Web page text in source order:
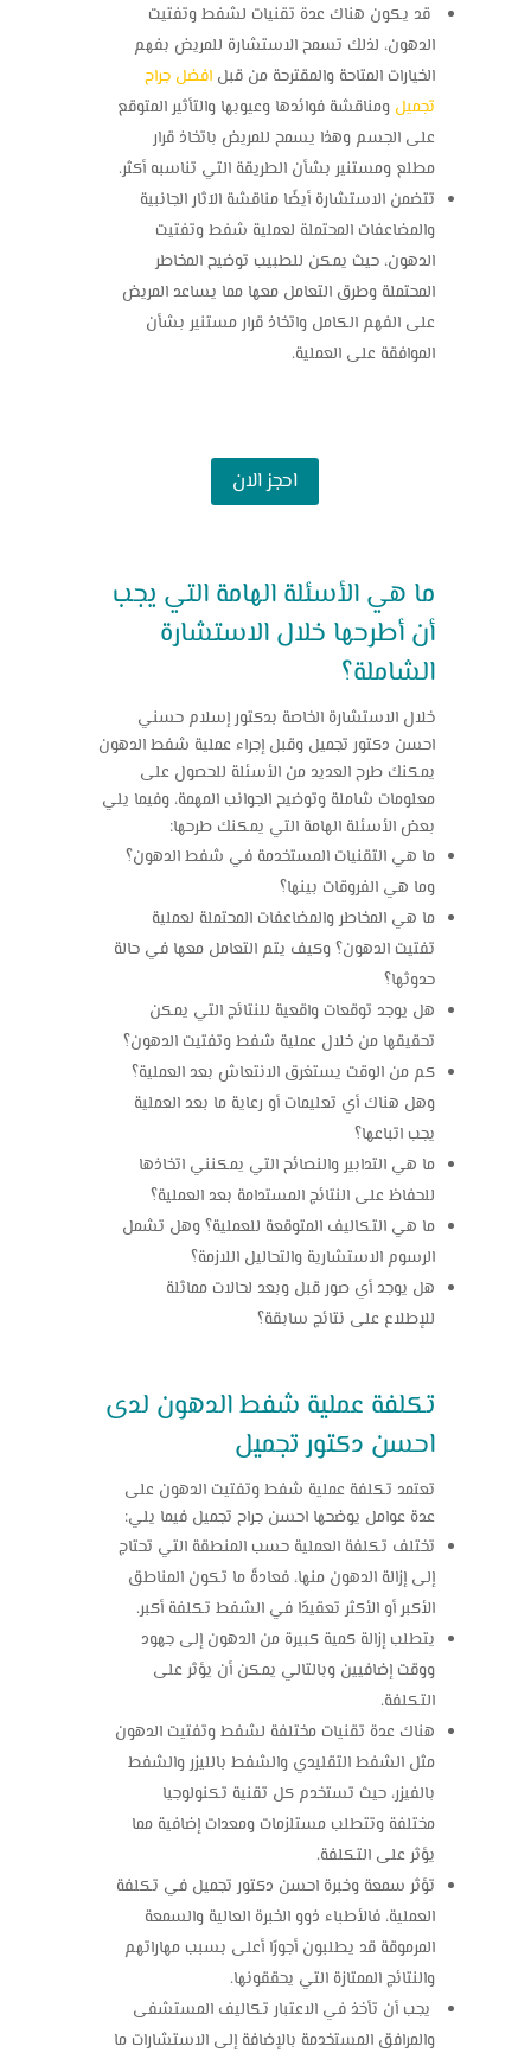
قد يكون هناك عدة تقنيات لشفط وتفتيت
الدهون، لذلك تسمح الاستشارة للمريض بفهم
الخيارات المتاحة والمقترحة من قبل افضل جراح
تجميل ومناقشة فوائدها وعيوبها والتأثير المتوقع
على الجسم وهذا يسمح للمريض باتخاذ قرار
مطلع ومستنير بشأن الطريقة التي تناسبه أكثر.
تتضمن الاستشارة أيضًا مناقشة الآثار الجانبية
والمضاعفات المحتملة لعملية شفط وتفتيت
الدهون، حيث يمكن للطبيب توضيح المخاطر
المحتملة وطرق التعامل معها مما يساعد المريض
على الفهم الكامل واتخاذ قرار مستنير بشأن
الموافقة على العملية.
احجز الان
ما هي الأسئلة الهامة التي يجب
أن أطرحها خلال الاستشارة
الشاملة؟
خلال الاستشارة الخاصة بدكتور إسلام حسني
احسن دكتور تجميل وقبل إجراء عملية شفط الدهون
يمكنك طرح العديد من الأسئلة للحصول على
معلومات شاملة وتوضيح الجوانب المهمة، وفيما يلي
بعض الأسئلة الهامة التي يمكنك طرحها:
ما هي التقنيات المستخدمة في شفط الدهون؟
وما هي الفروقات بينها؟
ما هي المخاطر والمضاعفات المحتملة لعملية
تفتيت الدهون؟ وكيف يتم التعامل معها في حالة
حدوثها؟
هل يوجد توقعات واقعية للنتائج التي يمكن
تحقيقها من خلال عملية شفط وتفتيت الدهون؟
كم من الوقت يستغرق الانتعاش بعد العملية؟
وهل هناك أي تعليمات أو رعاية ما بعد العملية
يجب اتباعها؟
ما هي التدابير والنصائح التي يمكنني اتخاذها
للحفاظ على النتائج المستدامة بعد العملية؟
ما هي التكاليف المتوقعة للعملية؟ وهل تشمل
الرسوم الاستشارية والتحاليل اللازمة؟
هل يوجد أي صور قبل وبعد لحالات مماثلة
للإطلاع على نتائج سابقة؟
تكلفة عملية شفط الدهون لدى
احسن دكتور تجميل
تعتمد تكلفة عملية شفط وتفتيت الدهون على
عدة عوامل يوضحها احسن جراح تجميل فيما يلي:
تختلف تكلفة العملية حسب المنطقة التي تحتاج
إلى إزالة الدهون منها، فعادةً ما تكون المناطق
الأكبر أو الأكثر تعقيدًا في الشفط تكلفة أكبر.
يتطلب إزالة كمية كبيرة من الدهون إلى جهود
ووقت إضافيين وبالتالي يمكن أن يؤثر على
التكلفة.
هناك عدة تقنيات مختلفة لشفط وتفتيت الدهون
مثل الشفط التقليدي والشفط بالليزر والشفط
بالفيزر، حيث تستخدم كل تقنية تكنولوجيا
مختلفة وتتطلب مستلزمات ومعدات إضافية مما
يؤثر على التكلفة.
تؤثر سمعة وخبرة احسن دكتور تجميل في تكلفة
العملية، فالأطباء ذوو الخبرة العالية والسمعة
المرموقة قد يطلبون أجورًا أعلى بسبب مهاراتهم
والنتائج الممتازة التي يحققونها.
يجب أن تأخذ في الاعتبار تكاليف المستشفى
والمرافق المستخدمة بالإضافة إلى الاستشارات ما